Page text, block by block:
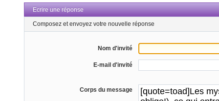
Ecrire une réponse
Composez et envoyez votre nouvelle réponse
Nom d'invité
E-mail d'invité
Corps du message